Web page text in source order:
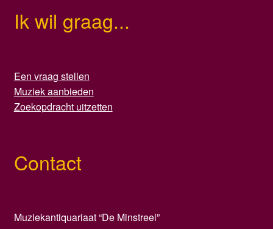
Ik wil graag...
Een vraag stellen
Muziek aanbieden
Zoekopdracht uitzetten
Contact
Muziekantiquariaat “De Minstreel”